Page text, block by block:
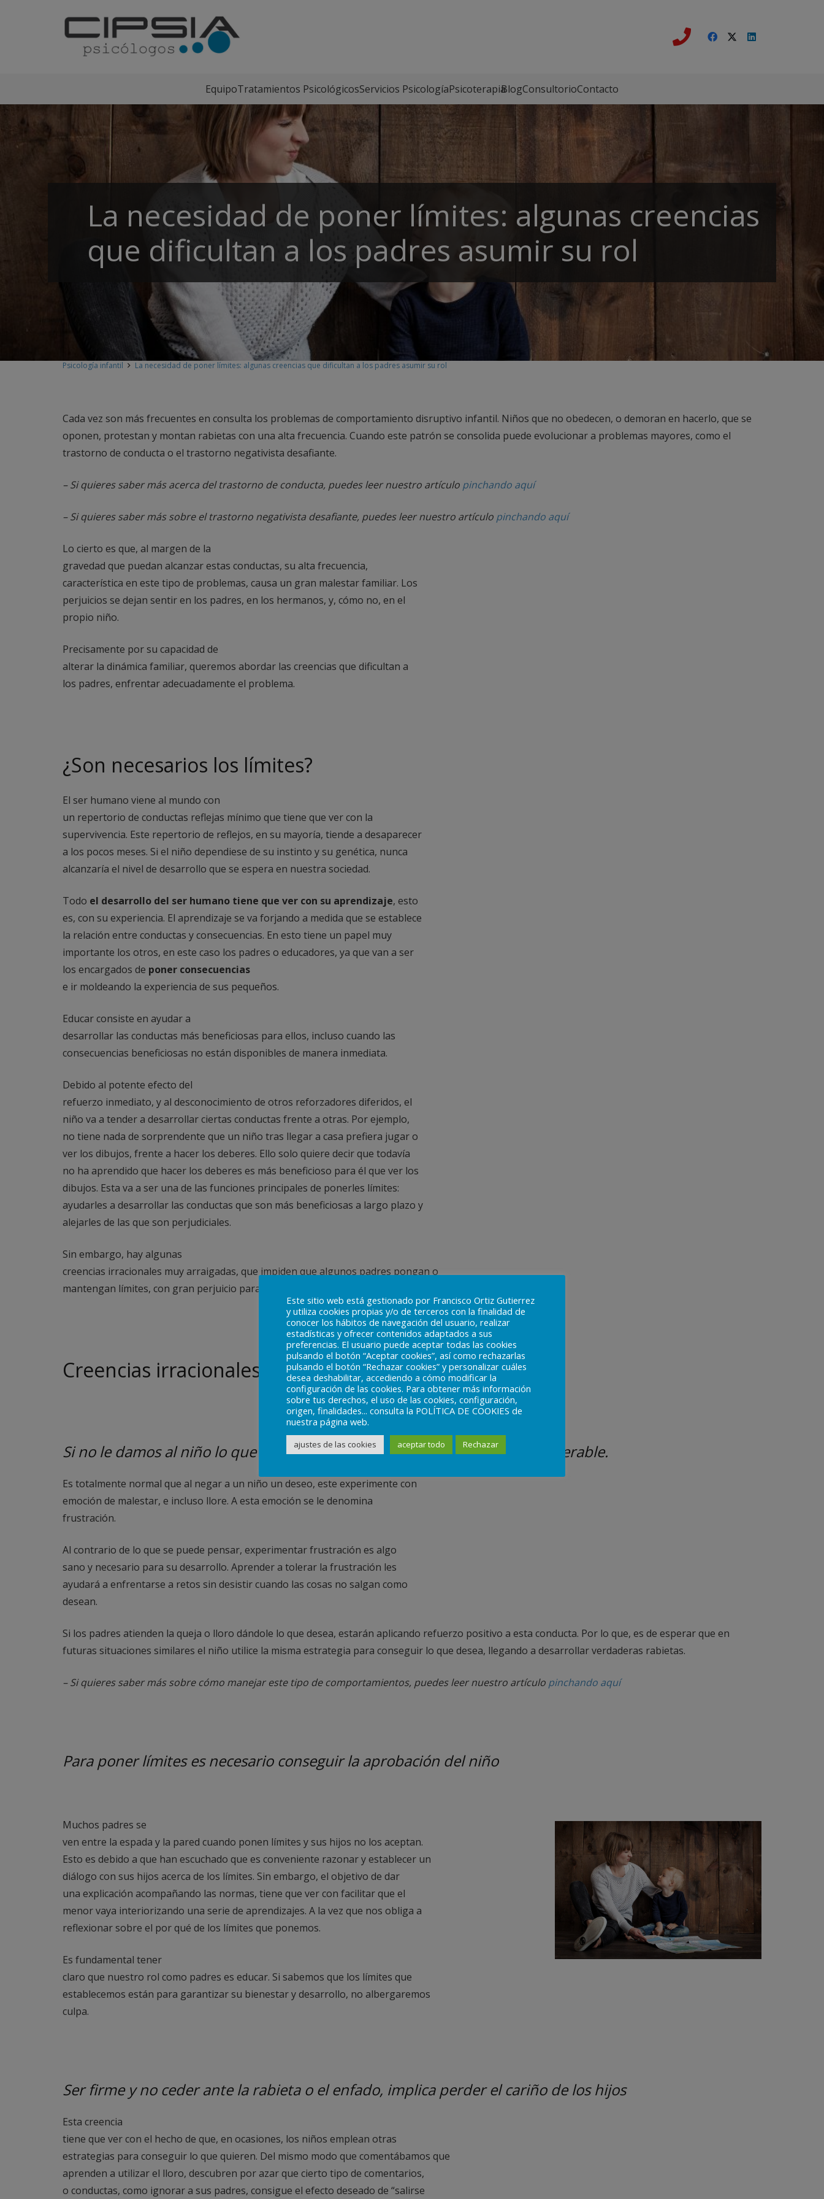
EquipoTratamientos PsicológicosServicios PsicologíaPsicoterapiaBlogConsultorioContacto
La necesidad de poner límites: algunas creencias
que dificultan a los padres asumir su rol
Psicología infantil La necesidad de poner límites: algunas creencias que dificultan a los padres asumir su rol
Cada vez son más frecuentes en consulta los problemas de comportamiento disruptivo infantil. Niños que no obedecen, o demoran en hacerlo, que se
oponen, protestan y montan rabietas con una alta frecuencia. Cuando este patrón se consolida puede evolucionar a problemas mayores, como el
trastorno de conducta o el trastorno negativista desafiante.
– Si quieres saber más acerca del trastorno de conducta, puedes leer nuestro artículo pinchando aquí
– Si quieres saber más sobre el trastorno negativista desafiante, puedes leer nuestro artículo pinchando aquí
Lo cierto es que, al margen de la
gravedad que puedan alcanzar estas conductas, su alta frecuencia,
característica en este tipo de problemas, causa un gran malestar familiar. Los
perjuicios se dejan sentir en los padres, en los hermanos, y, cómo no, en el
propio niño.
Precisamente por su capacidad de
alterar la dinámica familiar, queremos abordar las creencias que dificultan a
los padres, enfrentar adecuadamente el problema.
¿Son necesarios los límites?
El ser humano viene al mundo con
un repertorio de conductas reflejas mínimo que tiene que ver con la
supervivencia. Este repertorio de reflejos, en su mayoría, tiende a desaparecer
a los pocos meses. Si el niño dependiese de su instinto y su genética, nunca
alcanzaría el nivel de desarrollo que se espera en nuestra sociedad.
Todo el desarrollo del ser humano tiene que ver con su aprendizaje, esto
es, con su experiencia. El aprendizaje se va forjando a medida que se establece
la relación entre conductas y consecuencias. En esto tiene un papel muy
importante los otros, en este caso los padres o educadores, ya que van a ser
los encargados de poner consecuencias
e ir moldeando la experiencia de sus pequeños.
Educar consiste en ayudar a
desarrollar las conductas más beneficiosas para ellos, incluso cuando las
consecuencias beneficiosas no están disponibles de manera inmediata.
Debido al potente efecto del
refuerzo inmediato, y al desconocimiento de otros reforzadores diferidos, el
niño va a tender a desarrollar ciertas conductas frente a otras. Por ejemplo,
no tiene nada de sorprendente que un niño tras llegar a casa prefiera jugar o
ver los dibujos, frente a hacer los deberes. Ello solo quiere decir que todavía
no ha aprendido que hacer los deberes es más beneficioso para él que ver los
dibujos. Esta va a ser una de las funciones principales de ponerles límites:
ayudarles a desarrollar las conductas que son más beneficiosas a largo plazo y
alejarles de las que son perjudiciales.
Sin embargo, hay algunas
creencias irracionales muy arraigadas, que impiden que algunos padres pongan o
mantengan límites, con gran perjuicio para la dinámica familiar.
Creencias irracionales
Si no le damos al niño lo que quiere le están haciendo sufrir, y eso es intolerable.
Es totalmente normal que al negar a un niño un deseo, este experimente con
emoción de malestar, e incluso llore. A esta emoción se le denomina
frustración.
Al contrario de lo que se puede pensar, experimentar frustración es algo
sano y necesario para su desarrollo. Aprender a tolerar la frustración les
ayudará a enfrentarse a retos sin desistir cuando las cosas no salgan como
desean.
Si los padres atienden la queja o lloro dándole lo que desea, estarán aplicando refuerzo positivo a esta conducta. Por lo que, es de esperar que en
futuras situaciones similares el niño utilice la misma estrategia para conseguir lo que desea, llegando a desarrollar verdaderas rabietas.
– Si quieres saber más sobre cómo manejar este tipo de comportamientos, puedes leer nuestro artículo pinchando aquí
Para poner límites es necesario conseguir la aprobación del niño
Muchos padres se
ven entre la espada y la pared cuando ponen límites y sus hijos no los aceptan.
Esto es debido a que han escuchado que es conveniente razonar y establecer un
diálogo con sus hijos acerca de los límites. Sin embargo, el objetivo de dar
una explicación acompañando las normas, tiene que ver con facilitar que el
menor vaya interiorizando una serie de aprendizajes. A la vez que nos obliga a
reflexionar sobre el por qué de los límites que ponemos.
Es fundamental tener
claro que nuestro rol como padres es educar. Si sabemos que los límites que
establecemos están para garantizar su bienestar y desarrollo, no albergaremos
culpa.
Ser firme y no ceder ante la rabieta o el enfado, implica perder el cariño de los hijos
Esta creencia
tiene que ver con el hecho de que, en ocasiones, los niños emplean otras
estrategias para conseguir lo que quieren. Del mismo modo que comentábamos que
aprenden a utilizar el lloro, descubren por azar que cierto tipo de comentarios,
o conductas, como ignorar a sus padres, consigue el efecto deseado de “salirse
Este sitio web está gestionado por Francisco Ortiz Gutierrez
y utiliza cookies propias y/o de terceros con la finalidad de
conocer los hábitos de navegación del usuario, realizar
estadísticas y ofrecer contenidos adaptados a sus
preferencias. El usuario puede aceptar todas las cookies
pulsando el botón “Aceptar cookies”, así como rechazarlas
pulsando el botón “Rechazar cookies” y personalizar cuáles
desea deshabilitar, accediendo a cómo modificar la
configuración de las cookies. Para obtener más información
sobre tus derechos, el uso de las cookies, configuración,
origen, finalidades... consulta la POLÍTICA DE COOKIES de
nuestra página web.
ajustes de las cookies aceptar todo Rechazar